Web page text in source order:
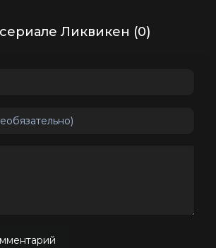
Ликвикен (0)